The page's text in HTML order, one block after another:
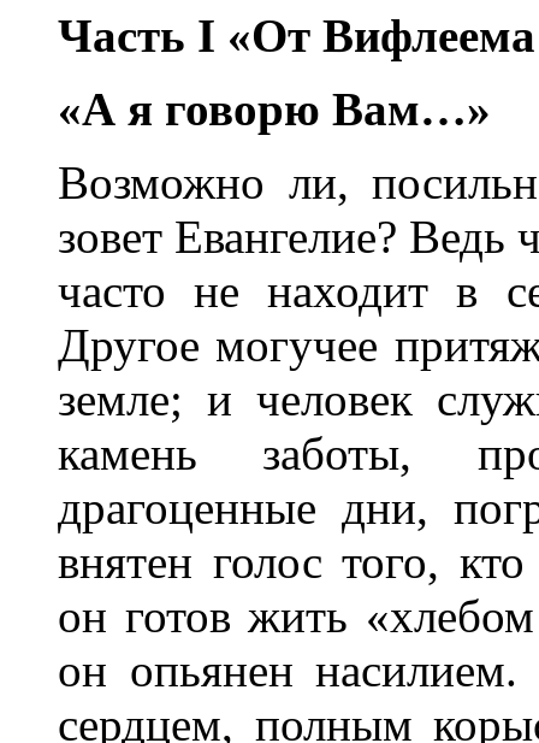
Часть I «От
«А я говорю Вам…»
Возможно ли,
зовет Евангелие?
часто не находит в
Другое могучее
земле; и человек
камень заботы,
драгоценные дни,
внятен голос того,
он готов жить
он опьянен
сердцем, полным